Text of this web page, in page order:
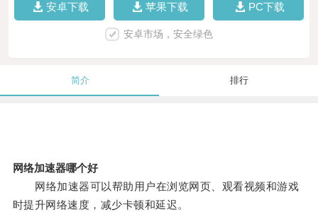
安卓下载 苹果下载 PC下载
安卓市场，安全绿色
简介 排行
网络加速器哪个好
网络加速器可以帮助用户在浏览网页、观看视频和游戏
时提升网络速度，减少卡顿和延迟。